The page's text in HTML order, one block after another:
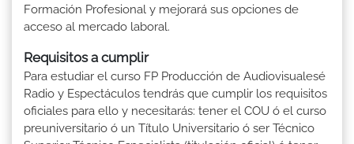
Formación Profesional y mejorará sus opciones de
acceso al mercado laboral.
Requisitos a cumplir
Para estudiar el curso FP Producción de Audiovisualesé
Radio y Espectáculos tendrás que cumplir los requisitos
oficiales para ello y necesitarás: tener el COU ó el curso
preuniversitario ó un Título Universitario ó ser Técnico